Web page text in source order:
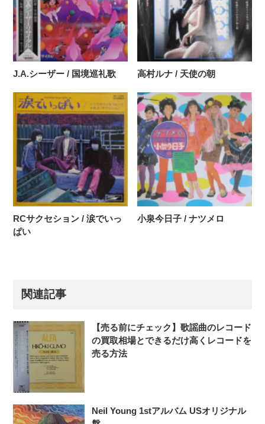
J.A.シーザー / 国境巡礼歌 高村ルナ / 天使の朝
RCサクセション / 涙でいっ
ぱい
小泉今日子 / ナツメロ
関連記事
【売る前にチェック】歌謡曲のレコード
の買取相場とできるだけ高くレコードを
売る方法
Neil Young 1stアルバム USオリジナル